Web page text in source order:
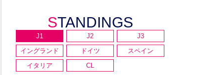
STANDINGS
J1 J2
J3
イングランド
ドイツ
スペイン
イタリア
CL